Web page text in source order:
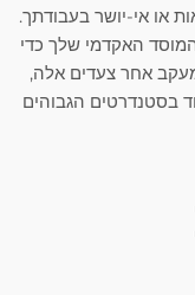
או אי-יושר בעבודתך.
האקדמי שלך כדי
אחר צעדים אלה,
בסטנדרטים הגבוהים